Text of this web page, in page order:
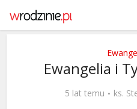
Ewangelia i
5 lat temu ks.